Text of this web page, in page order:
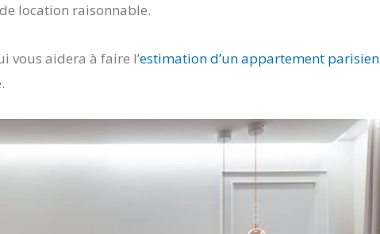
location raisonnable.
vous aidera à faire l’estimation d’un appartement parisien